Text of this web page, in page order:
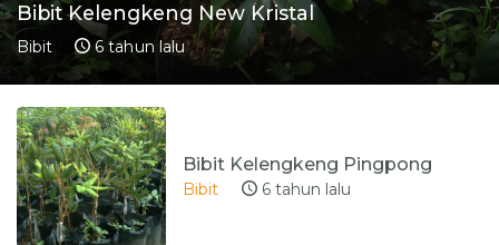
Bibit Kelengkeng New Kristal
Bibit 6 tahun lalu
Bibit Kelengkeng Pingpong
Bibit 6 tahun lalu